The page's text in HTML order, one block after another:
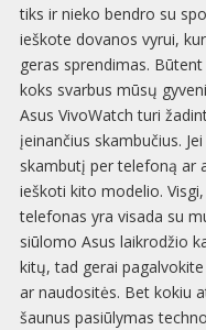
tiks ir nieko bendro su
ieškote dovanos vyrui,
geras sprendimas.
koks svarbus mūsų
Asus VivoWatch turi
įeinančius skambučius.
skambutį per telefoną ar
ieškoti kito modelio.
telefonas yra visada su
siūlomo Asus laikrodžio
kitų, tad gerai
ar naudositės. Bet kokiu
šaunus pasiūlymas